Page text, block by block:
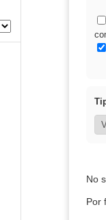
No
Por